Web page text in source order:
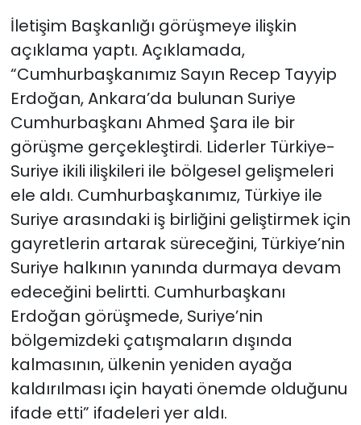
İletişim Başkanlığı görüşmeye ilişkin
açıklama yaptı. Açıklamada,
“Cumhurbaşkanımız Sayın Recep Tayyip
Erdoğan, Ankara’da bulunan Suriye
Cumhurbaşkanı Ahmed Şara ile bir
görüşme gerçekleştirdi. Liderler Türkiye-
Suriye ikili ilişkileri ile bölgesel gelişmeleri
ele aldı. Cumhurbaşkanımız, Türkiye ile
Suriye arasındaki iş birliğini geliştirmek için
gayretlerin artarak süreceğini, Türkiye’nin
Suriye halkının yanında durmaya devam
edeceğini belirtti. Cumhurbaşkanı
Erdoğan görüşmede, Suriye’nin
bölgemizdeki çatışmaların dışında
kalmasının, ülkenin yeniden ayağa
kaldırılması için hayati önemde olduğunu
ifade etti” ifadeleri yer aldı.